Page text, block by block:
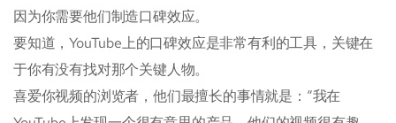
因为你需要他们制造口碑效应。
要知道，YouTube上的口碑效应是非常有利的工具，关键在
于你有没有找对那个关键人物。
喜爱你视频的浏览者，他们最擅长的事情就是：“我在